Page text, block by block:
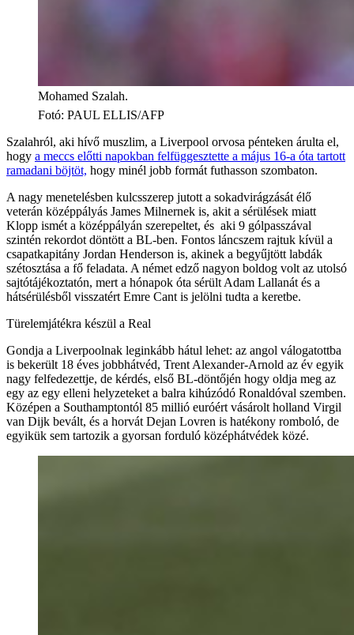
Mohamed Szalah.
Fotó: PAUL ELLIS/AFP
Szalahról, aki hívő muszlim, a Liverpool orvosa pénteken árulta el,
hogy a meccs előtti napokban felfüggesztette a május 16-a óta tartott
ramadani böjtöt, hogy minél jobb formát futhasson szombaton.
A nagy menetelésben kulcsszerep jutott a sokadvirágzását élő
veterán középpályás James Milnernek is, akit a sérülések miatt
Klopp ismét a középpályán szerepeltet, és aki 9 gólpasszával
szintén rekordot döntött a BL-ben. Fontos láncszem rajtuk kívül a
csapatkapitány Jordan Henderson is, akinek a begyűjtött labdák
szétosztása a fő feladata. A német edző nagyon boldog volt az utolsó
sajtótájékoztatón, mert a hónapok óta sérült Adam Lallanát és a
hátsérülésből visszatért Emre Cant is jelölni tudta a keretbe.
Türelemjátékra készül a Real
Gondja a Liverpoolnak leginkább hátul lehet: az angol válogatottba
is bekerült 18 éves jobbhátvéd, Trent Alexander-Arnold az év egyik
nagy felfedezettje, de kérdés, első BL-döntőjén hogy oldja meg az
egy az egy elleni helyzeteket a balra kihúzódó Ronaldóval szemben.
Középen a Southamptontól 85 millió euróért vásárolt holland Virgil
van Dijk bevált, és a horvát Dejan Lovren is hatékony romboló, de
egyikük sem tartozik a gyorsan forduló középhátvédek közé.